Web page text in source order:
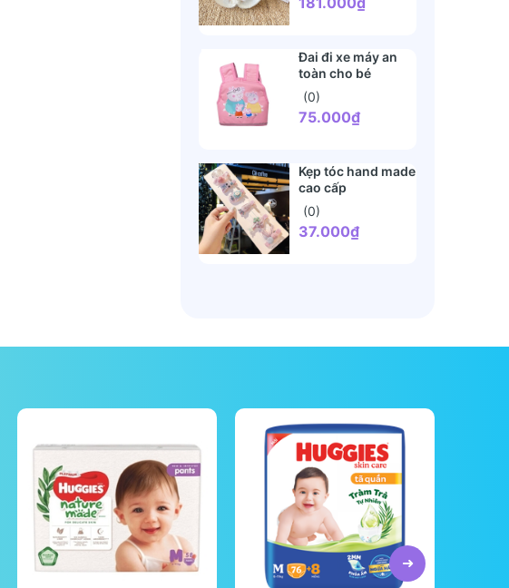
Đai đi xe máy an
toàn cho bé
(0)
75.000₫
Kẹp tóc hand made
cao cấp
(0)
37.000₫